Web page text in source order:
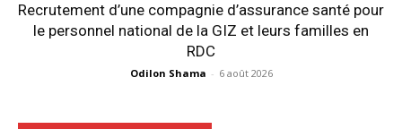
Recrutement d’une compagnie d’assurance santé pour
le personnel national de la GIZ et leurs familles en
RDC
Odilon Shama - 6 août 2026